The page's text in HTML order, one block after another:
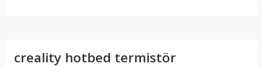
creality hotbed termistör